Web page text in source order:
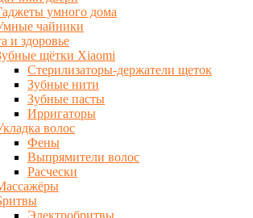
умного дома
чайники
и здоровье
щётки Xiaomi
Стерилизаторы-держатели щеток
Зубные нити
Зубные пасты
Ирригаторы
волос
Фены
Выпрямители волос
Расчески
Электробритвы